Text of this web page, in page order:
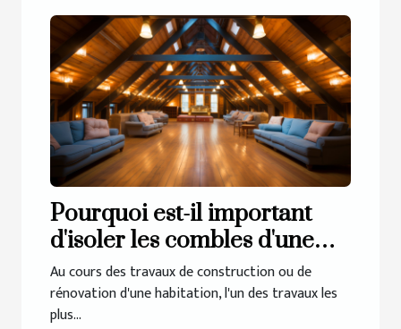
Pourquoi est-il important
d'isoler les combles d'une
maison ?
Au cours des travaux de construction ou de
rénovation d'une habitation, l'un des travaux les
plus...